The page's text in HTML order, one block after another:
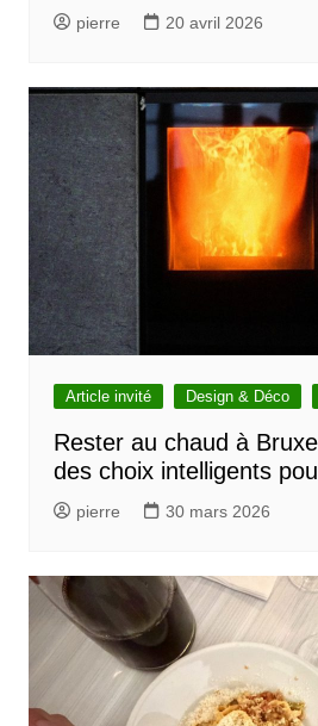
pierre 20 avril 2026
Article invité Design & Déco
Rester au chaud à
des choix intelligents
pierre 30 mars 2026